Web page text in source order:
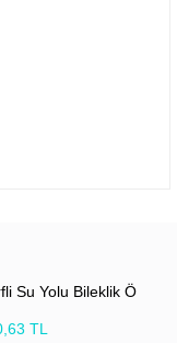
Su Yolu Bileklik Ö
TL